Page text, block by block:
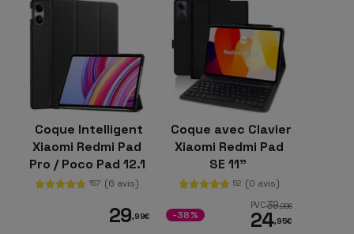
Coque Intelligent
Xiaomi Redmi Pad
Pro / Poco Pad 12.1
avec Support Noir
157 (6 avis)
29,99€
Coque avec Clavier
Xiaomi Redmi Pad
SE 11"
52 (0 avis)
PVC39,99€
24,95€
-38%